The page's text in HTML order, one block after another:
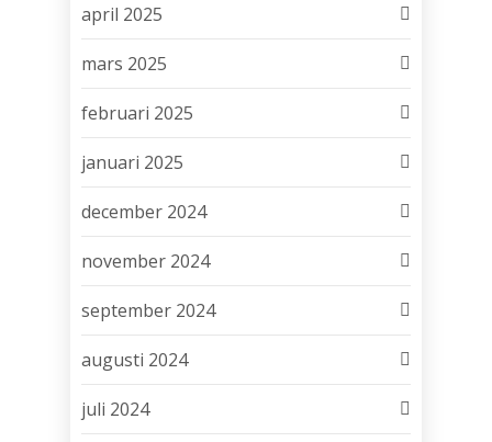
april 2025
mars 2025
februari 2025
januari 2025
december 2024
november 2024
september 2024
augusti 2024
juli 2024